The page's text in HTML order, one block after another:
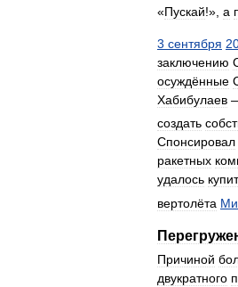
«Пускай!», а
3 сентября
заключению
осуждённые
Хабибулаев
создать
Спонсировал
ракетных
удалось
вертолёта Ми
Причиной
двукратного